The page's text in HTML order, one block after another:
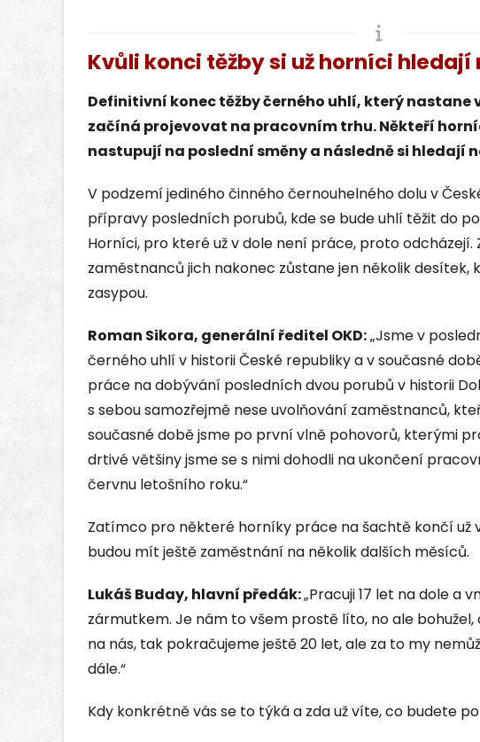
Kvůli konci těžby si už horníci hledají
Definitivní konec těžby černého uhlí, který nastane
začíná projevovat na pracovním trhu. Někteří
nastupují na poslední směny a následně si hledají
V podzemí jediného činného černouhelného dolu v
přípravy posledních porubů, kde se bude uhlí těžit do
Horníci, pro které už v dole není práce, proto odcházejí.
zaměstnanců jich nakonec zůstane jen několik desítek,
zasypou.
Roman Sikora, generální ředitel OKD:„Jsme v
černého uhlí v historii České republiky a v současné
práce na dobývání posledních dvou porubů v historii
s sebou samozřejmě nese uvolňování zaměstnanců,
současné době jsme po první vlně pohovorů, kterými
drtivé většiny jsme se s nimi dohodli na ukončení
červnu letošního roku.“
Zatímco pro některé horníky práce na šachtě končí už
budou mít ještě zaměstnání na několik dalších měsíců.
Lukáš Buday, hlavní předák:„Pracuji 17 let na dole a
zármutkem. Je nám to všem prostě líto, no ale
na nás, tak pokračujeme ještě 20 let, ale za to my
dále.“
Kdy konkrétně vás se to týká a zda už víte, co budete